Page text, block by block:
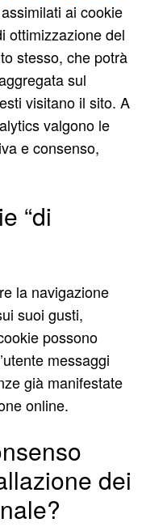
ai cookie
ottimizzazione del
stesso, che potrà
sul
visitano il sito. A
valgono le
e consenso,
“di
la navigazione
suoi gusti,
possono
messaggi
già manifestate
online.
dei